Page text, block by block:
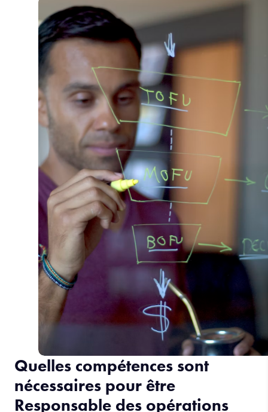
Quelles compétences sont
nécessaires pour être
Responsable des opérations